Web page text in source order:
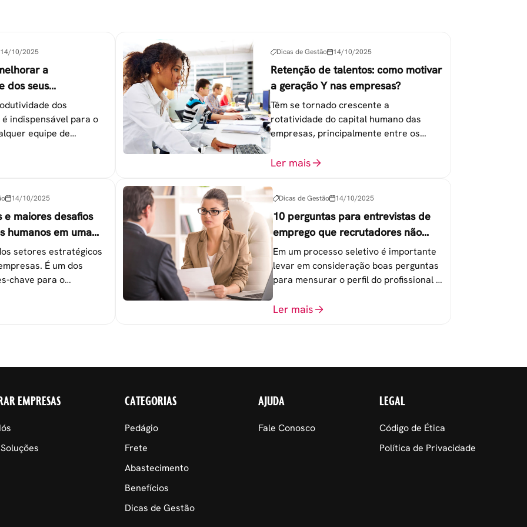
14/10/2025
a
dos seus
dos
indispensável para o
equipe de
Dicas de Gestão 14/10/2025
Retenção de talentos: como motivar
a geração Y nas empresas?
Têm se tornado crescente a
rotatividade do capital humano das
empresas, principalmente entre os
chamada Geração Y.
Ler mais
14/10/2025
e maiores desafios
humanos em uma
setores estratégicos
É um dos
chave para o
metas
Dicas de Gestão 14/10/2025
10 perguntas para entrevistas de
emprego que recrutadores não
devem fazer
Em um processo seletivo é importante
levar em consideração boas perguntas
para mensurar o perfil do profissional e
Ler mais
EMPRESAS CATEGORIAS
Pedágio
Frete
Abastecimento
Benefícios
Dicas de Gestão
AJUDA
Fale Conosco
LEGAL
Código de Ética
Política de Privacidade